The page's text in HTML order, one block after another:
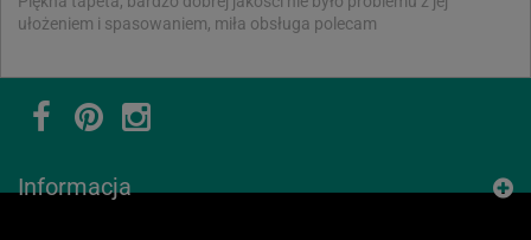
ułożeniem i spasowaniem, miła obsługa polecam
Informacja